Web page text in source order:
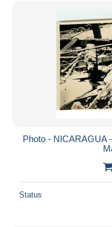
Photo - NICARAGUA
Status